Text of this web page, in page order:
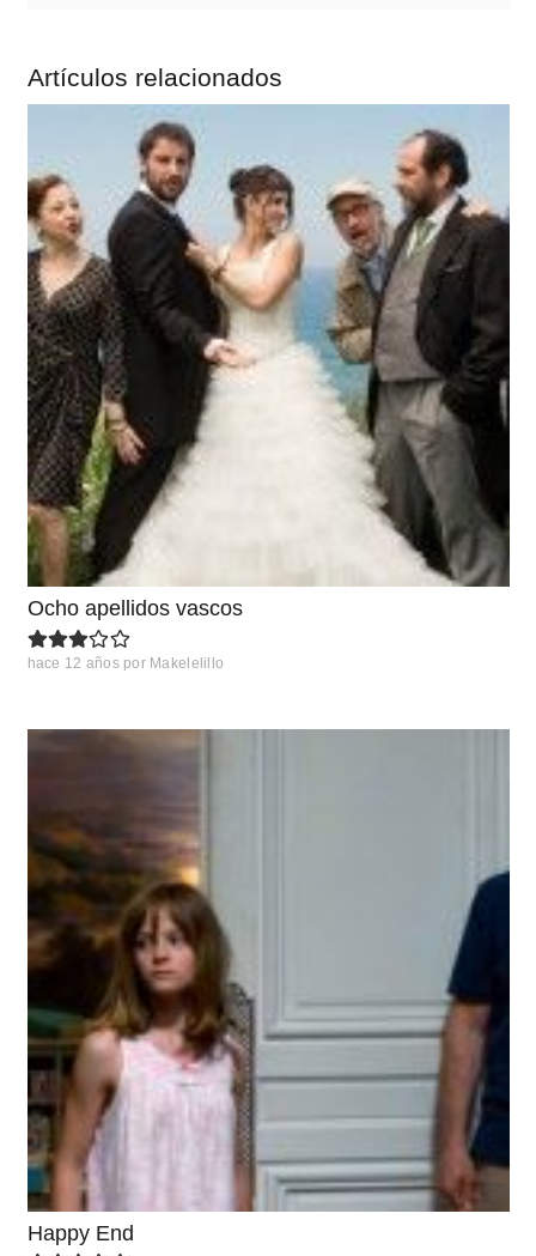
Artículos relacionados
Ocho apellidos vascos
hace 12 años por Makelelillo
Happy End